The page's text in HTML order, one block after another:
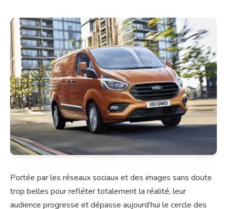
Portée par les réseaux sociaux et des images sans doute
trop belles pour refléter totalement la réalité, leur
audience progresse et dépasse aujourd’hui le cercle des